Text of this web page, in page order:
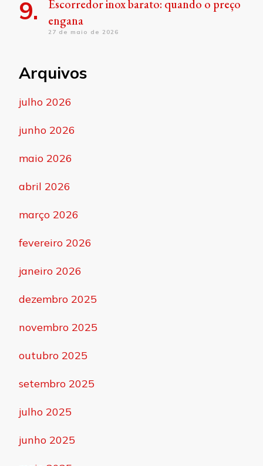
Escorredor inox barato: quando o preço
engana
27 de maio de 2026
Arquivos
julho 2026
junho 2026
maio 2026
abril 2026
março 2026
fevereiro 2026
janeiro 2026
dezembro 2025
novembro 2025
outubro 2025
setembro 2025
julho 2025
junho 2025